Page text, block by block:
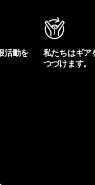
活動を
私たちはギア
つづけます。